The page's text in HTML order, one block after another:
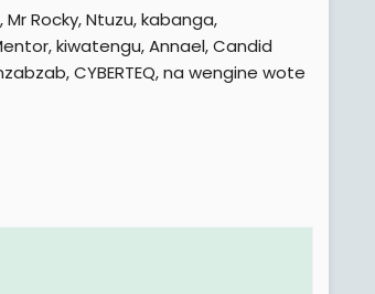
Rocky, Ntuzu, kabanga,
kiwatengu, Annael, Candid
CYBERTEQ, na wengine wote